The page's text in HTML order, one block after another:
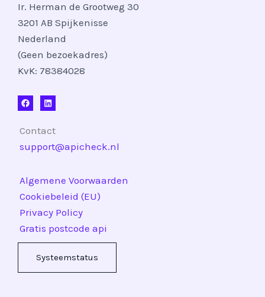
Ir. Herman de Grootweg 30
3201 AB Spijkenisse
Nederland
(Geen bezoekadres)
KvK: 78384028
Contact
support@apicheck.nl
Algemene Voorwaarden
Cookiebeleid (EU)
Privacy Policy
Gratis postcode api
Systeemstatus